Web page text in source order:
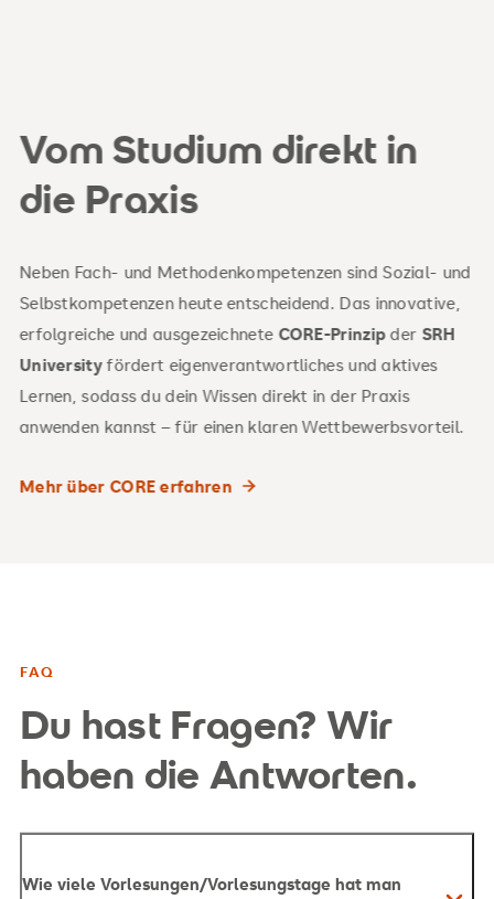
Vom Studium direkt in
die Praxis
Neben Fach- und Methodenkompetenzen sind Sozial- und
Selbstkompetenzen heute entscheidend. Das innovative,
erfolgreiche und ausgezeichneteCORE-Prinzip der SRH
Universityfördert eigenverantwortliches und aktives
Lernen, sodass du dein Wissen direkt in der Praxis
anwenden kannst – für einen klaren Wettbewerbsvorteil.
Mehr über CORE erfahren
FAQ
Du hast Fragen? Wir
haben die Antworten.
Wie viele Vorlesungen/Vorlesungstage hat man